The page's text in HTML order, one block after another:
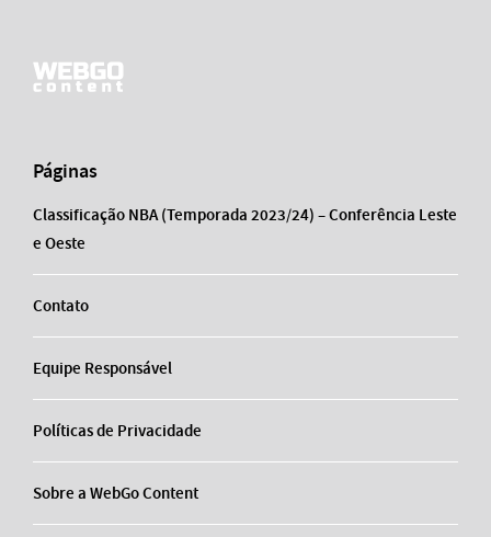
Páginas
Classificação NBA (Temporada 2023/24) – Conferência Leste
e Oeste
Contato
Equipe Responsável
Políticas de Privacidade
Sobre a WebGo Content